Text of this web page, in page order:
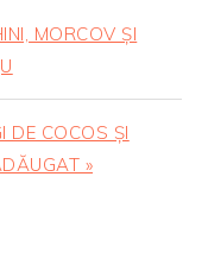
MORCOV ȘI
DE COCOS ȘI
»